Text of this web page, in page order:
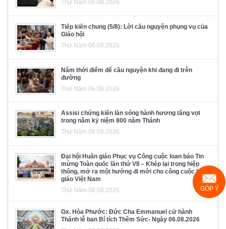
Thứ Năm 06.08.2026
Tiếp kiến chung (5/8): Lời cầu nguyện phụng vụ của
Giáo hội
Thứ Năm 06.08.2026
Năm thời điểm để cầu nguyện khi đang đi trên
đường
Thứ Năm 06.08.2026
Assisi chứng kiến làn sóng hành hương tăng vọt
trong năm kỷ niệm 800 năm Thánh
Thứ Năm 06.08.2026
Đại hội Huấn giáo Phục vụ Công cuộc loan báo Tin
mừng Toàn quốc lần thứ VII – Khép lại trong hiệp
thông, mở ra một hướng đi mới cho công cuộc huấn
giáo Việt Nam
Thứ Năm 06.08.2026
Gx. Hòa Phước: Đức Cha Emmanuel cử hành
Thánh lễ ban Bí tích Thêm Sức- Ngày 06.08.2026
GÓP Ý